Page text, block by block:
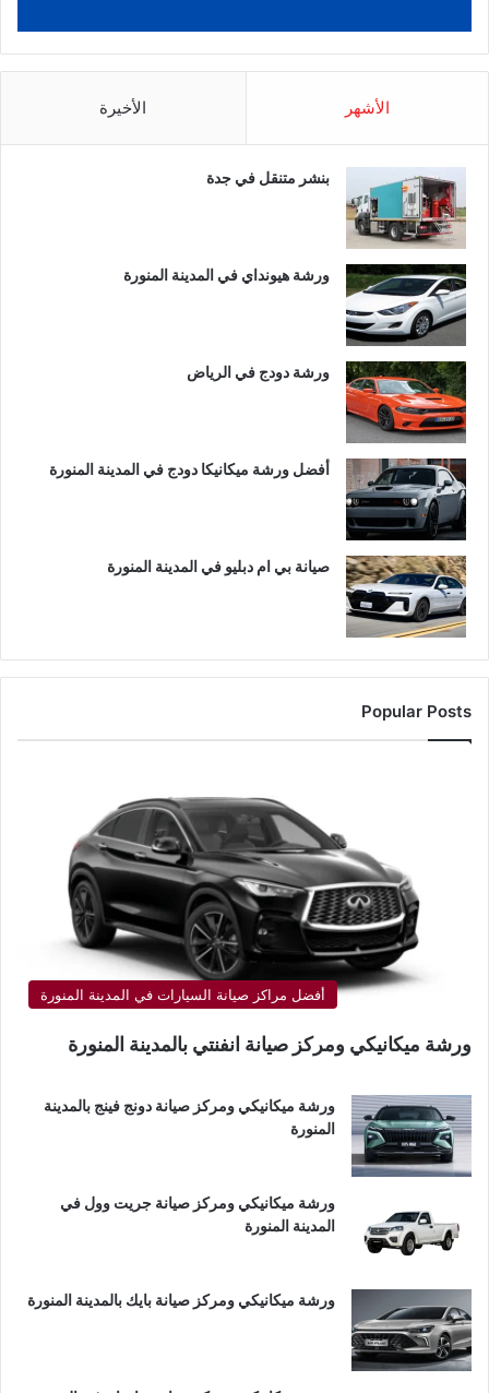
الأشهر الأخيرة
بنشر متنقل في جدة
ورشة هيونداي في المدينة المنورة
ورشة دودج في الرياض
أفضل ورشة ميكانيكا دودج في المدينة المنورة
صيانة بي ام دبليو في المدينة المنورة
Popular Posts
أفضل مراكز صيانة السيارات في المدينة المنورة
ورشة ميكانيكي ومركز صيانة انفنتي بالمدينة المنورة
ورشة ميكانيكي ومركز صيانة دونج فينج بالمدينة
المنورة
ورشة ميكانيكي ومركز صيانة جريت وول في
المدينة المنورة
ورشة ميكانيكي ومركز صيانة بايك بالمدينة المنورة